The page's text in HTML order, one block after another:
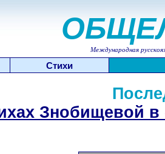
Международная
Стихи
Знобищевой в